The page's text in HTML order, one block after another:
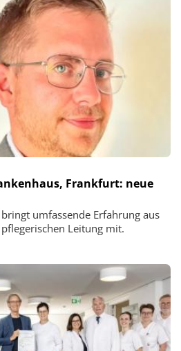
Frankfurt: neue
umfassende Erfahrung aus
Leitung mit.